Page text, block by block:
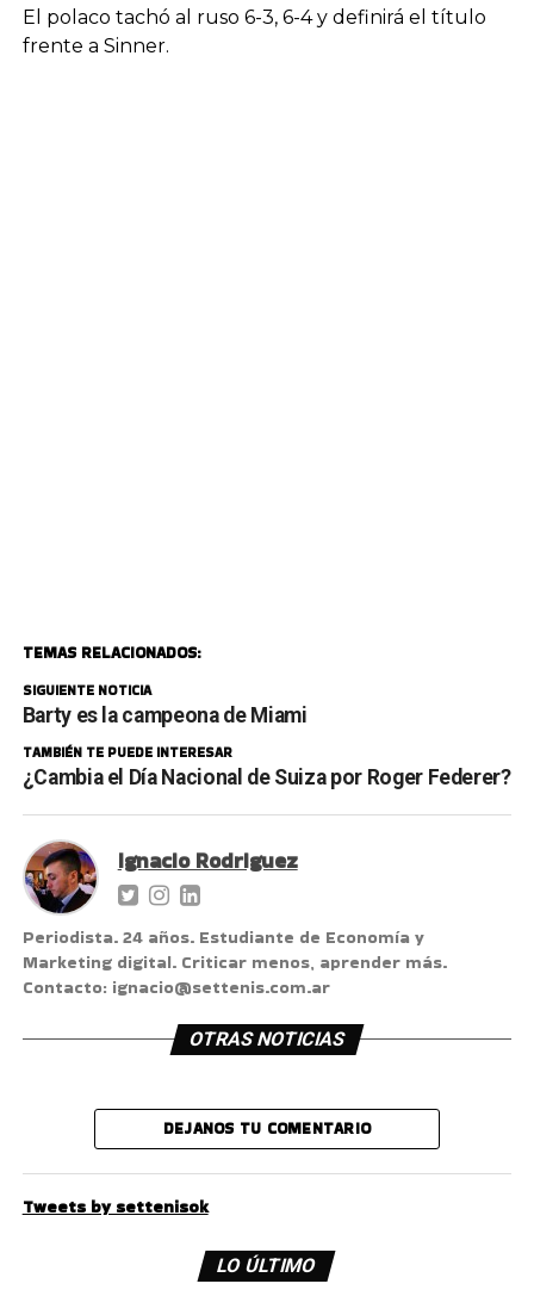
El polaco tachó al ruso 6-3, 6-4 y definirá el título
frente a Sinner.
TEMAS RELACIONADOS:
SIGUIENTE NOTICIA
Barty es la campeona de Miami
TAMBIÉN TE PUEDE INTERESAR
¿Cambia el Día Nacional de Suiza por Roger Federer?
Ignacio Rodriguez
Periodista. 24 años. Estudiante de Economía y
Marketing digital. Criticar menos, aprender más.
Contacto: ignacio@settenis.com.ar
OTRAS NOTICIAS
DEJANOS TU COMENTARIO
Tweets by settenisok
LO ÚLTIMO